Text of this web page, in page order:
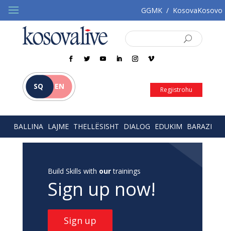
GGMK / KosovaKosovo
SQ EN Regjistrohu
BALLINA LAJME THELLËSISHT DIALOG EDUKIM BARAZI
Build Skills with ourtrainings
Sign up now!
Sign up